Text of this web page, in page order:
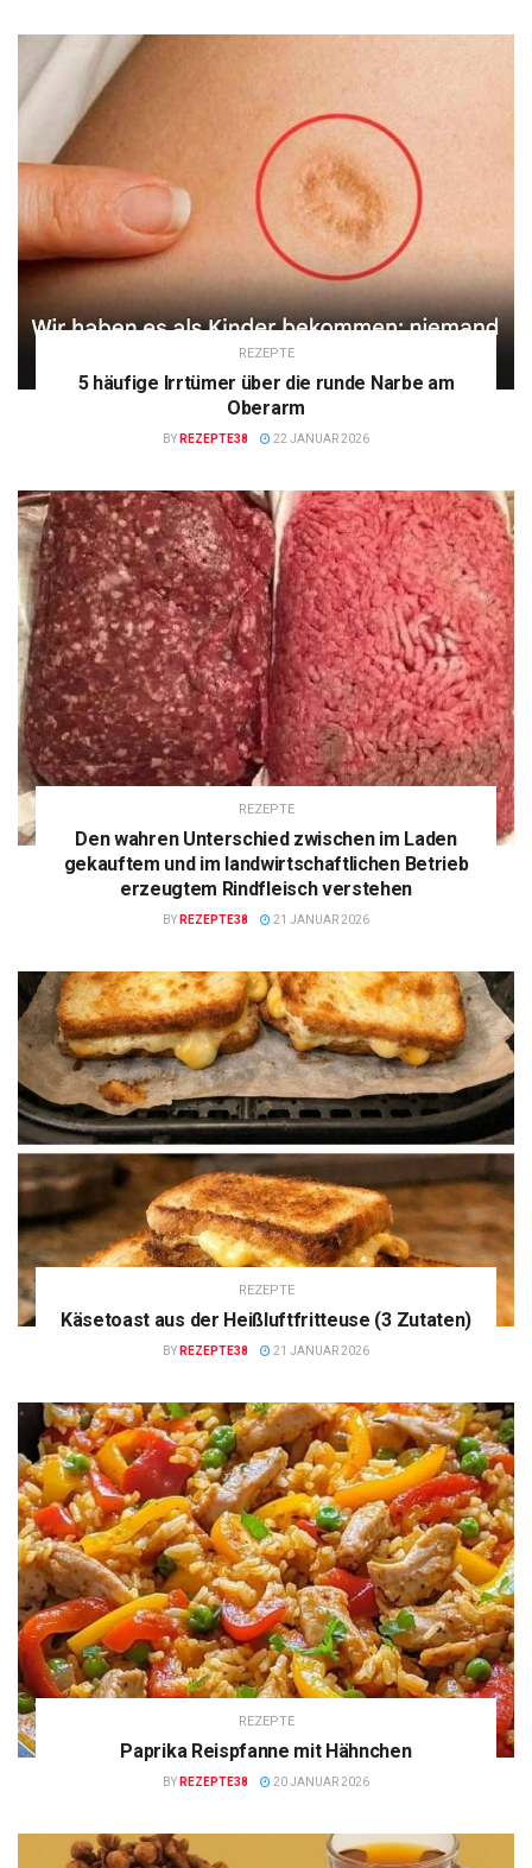
REZEPTE
5 häufige Irrtümer über die runde Narbe am
Oberarm
BY REZEPTE38 22 JANUAR 2026
REZEPTE
Den wahren Unterschied zwischen im Laden
gekauftem und im landwirtschaftlichen Betrieb
erzeugtem Rindfleisch verstehen
BY REZEPTE38 21 JANUAR 2026
REZEPTE
Käsetoast aus der Heißluftfritteuse (3 Zutaten)
BY REZEPTE38 21 JANUAR 2026
REZEPTE
Paprika Reispfanne mit Hähnchen
BY REZEPTE38 20 JANUAR 2026